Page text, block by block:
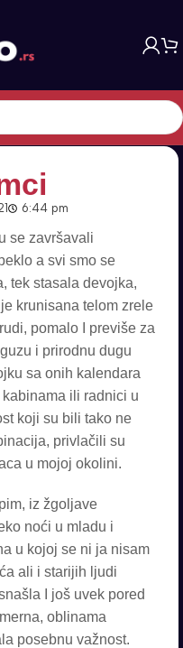
6:44 pm
se završavali
a svi smo se
tek stasala devojka,
krunisana telom zrele
pomalo I previše za
i prirodnu dugu
sa onih kalendara
ili radnici u
koji su bili tako ne
privlačili su
u mojoj okolini.
iz žgoljave
noći u mladu i
u kojoj se ni ja nisam
ali i starijih ljudi
I još uvek pored
oblinama
posebnu važnost.